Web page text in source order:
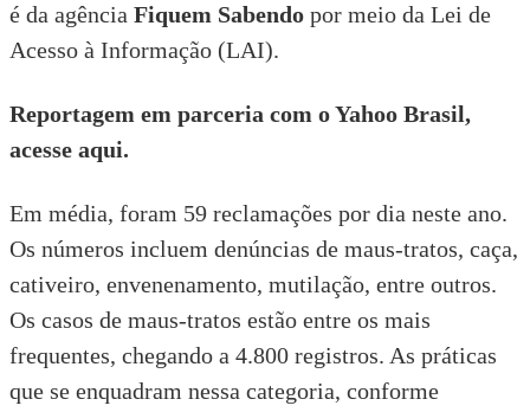
é da agência Fiquem Sabendo por meio da Lei de
Acesso à Informação (LAI).
Reportagem em parceria com o Yahoo Brasil,
acesse aqui.
Em média, foram 59 reclamações por dia neste ano.
Os números incluem denúncias de maus-tratos, caça,
cativeiro, envenenamento, mutilação, entre outros.
Os casos de maus-tratos estão entre os mais
frequentes, chegando a 4.800 registros. As práticas
que se enquadram nessa categoria, conforme